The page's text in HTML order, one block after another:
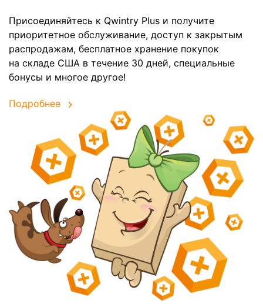
Присоединяйтесь к Qwintry Plus и получите
приоритетное обслуживание, доступ к закрытым
распродажам, бесплатное хранение покупок
на складе США в течение 30 дней, специальные
бонусы и многое другое!
Подробнее